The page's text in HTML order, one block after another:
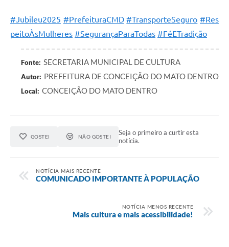
#Jubileu2025 #PrefeituraCMD #TransporteSeguro #Res
peitoÀsMulheres #SegurançaParaTodas #FéETradição
Fonte: SECRETARIA MUNICIPAL DE CULTURA
Autor: PREFEITURA DE CONCEIÇÃO DO MATO DENTRO
Local: CONCEIÇÃO DO MATO DENTRO
GOSTEI NÃO GOSTEI
Seja o primeiro a curtir esta
notícia.
NOTÍCIA MAIS RECENTE
COMUNICADO IMPORTANTE À POPULAÇÃO
NOTÍCIA MENOS RECENTE
Mais cultura e mais acessibilidade!